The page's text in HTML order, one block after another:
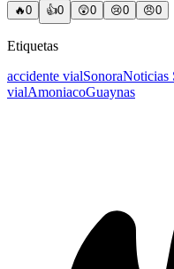
🔥0 👍0 😲0 😢0 😠0
Etiquetas
accidente vialSonoraNoticias
vialAmoniacoGuaynas